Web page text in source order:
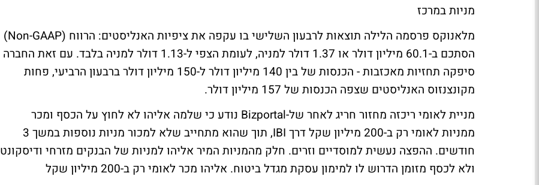
מניות במרכז
מלאנוקס פרסמה הלילה תוצאות לרבעון השלישי
בו עקפה את ציפיות האנליסטים: הרווח (Non-GAAP)
הסתכם ב-60.1 מיליון דולר או 1.37 דולר למניה, לעומת הצפי ל-1.13 דולר למניה בלבד. עם זאת החברה
סיפקה תחזיות מאכזבות - הכנסות של בין 140 מיליון דולר ל-150 מיליון דולר ברבעון הרביעי, פחות
מקונצנזוס האנליסטים שצפה הכנסות של 157 מיליון דולר.
מניית לאומי ריכזה מחזור חריג לאחר של-Bizportal נודע כי שלמה אליהו לא לחוץ על הכסף ומכר
ממניות לאומי רק ב-200 מיליון שקל דרך IBI, תוך שהוא מתחייב שלא למכור מניות נוספות במשך 3
חודשים. ההפצה נעשית למוסדיים וזרים. חלק מהמניות המיר אליהו למניות של הבנקים מזרחי ודיסקונט
ולא לכסף מזומן הדרוש לו למימון עסקת מגדל ביטוח. אליהו מכר לאומי רק ב-200 מיליון שקל